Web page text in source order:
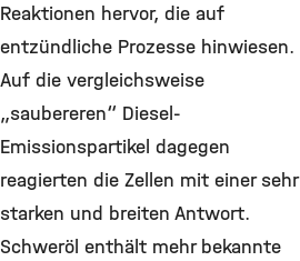
Reaktionen hervor, die auf
entzündliche Prozesse hinwiesen.
Auf die vergleichsweise
„saubereren“ Diesel-
Emissionspartikel dagegen
reagierten die Zellen mit einer sehr
starken und breiten Antwort.
Schweröl enthält mehr bekannte